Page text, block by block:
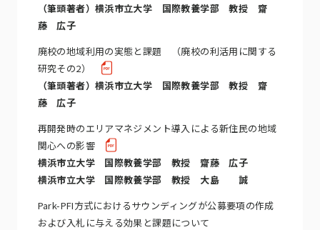
（筆頭著者）横浜市立大学 国際教養学部 教授 齋
藤 広子
廃校の地域利用の実態と課題 （廃校の利活用に関する
研究その2）
（筆頭著者）横浜市立大学 国際教養学部 教授 齋
藤 広子
再開発時のエリアマネジメント導入による新住民の地域
関心への影響
横浜市立大学 国際教養学部 教授 齋藤 広子
横浜市立大学 国際教養学部 教授 大島 誠
Park-PFI方式におけるサウンディングが公募要項の作成
および入札に与える効果と課題について